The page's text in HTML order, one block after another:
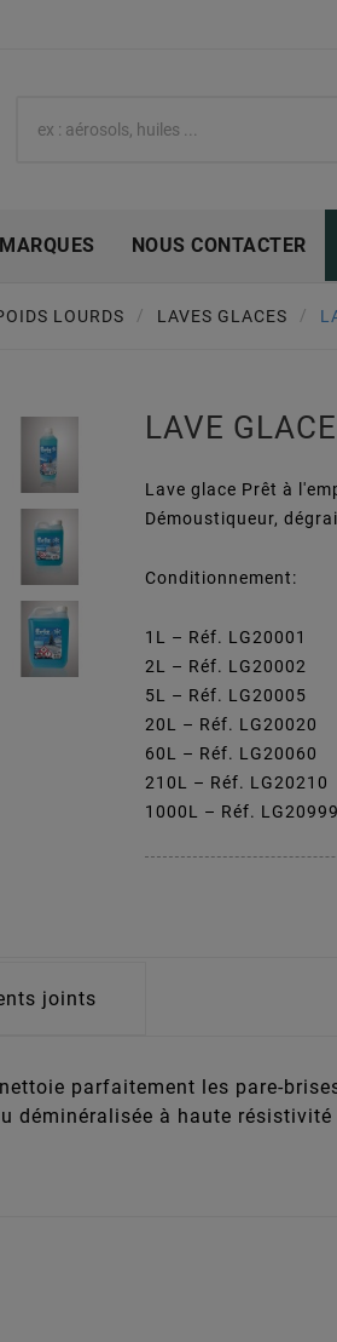
NOUS CONTACTER
LOURDS LAVES GLACES
LAVE
Lave glace Prêt à
Démoustiqueur,
Conditionnement:
1L – Réf. LG20001
2L – Réf. LG20002
5L – Réf. LG20005
20L – Réf. LG20020
60L – Réf. LG20060
210L – Réf. LG20210
1000L – Réf. LG20999
joints
parfaitement les pare-
à haute